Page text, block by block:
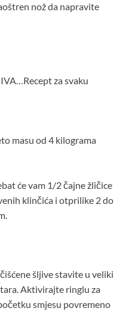
nož da napravite
za svaku
masu od 4 kilograma
će vam 1/2 čajne žličice
klinčića i otprilike 2 do
šljive stavite u veliki
Aktivirajte ringlu za
smjesu povremeno